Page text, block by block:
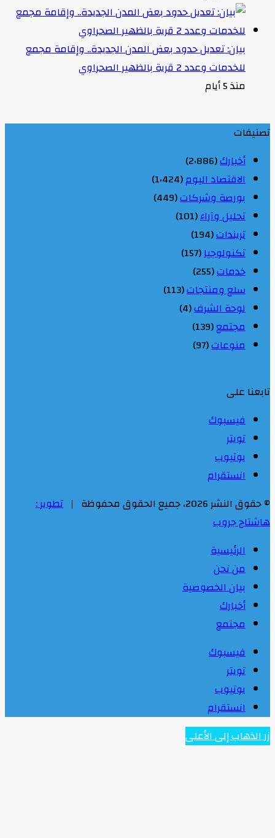
بيان: تعديل حدود بعض المدن الجديدة.. وإقامة مجمع
للخدمات وعدد 2 قرية بالظهير الصحراوي
منذ 5 أيام
تصنيفات
أخبارك(2٬886)
الاقتصاد اليوم(1٬424)
بورصة وشركات(449)
تحليل وآراء(101)
تريندات(194)
تكنولوجيا(157)
خدمات(255)
سلع ومنتجات(113)
لوحة الشرف(4)
مجتمع(139)
منوعات(97)
تابعنا على
فيسبوك
تويتر
يوتيوب
انستقرام
© حقوق النشر 2026، جميع الحقوق محفوظة |
تطوير :
هاشتاج جروب
الرئيسية
من نحن
بيان الخصوصية
أخبارك
مجتمع
فيسبوك
تويتر
يوتيوب
انستقرام
زر الذهاب إلى الأعلى